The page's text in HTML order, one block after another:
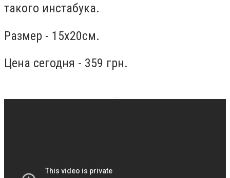
такого инстабука.
Размер - 15х20см.
Цена сегодня - 359 грн.